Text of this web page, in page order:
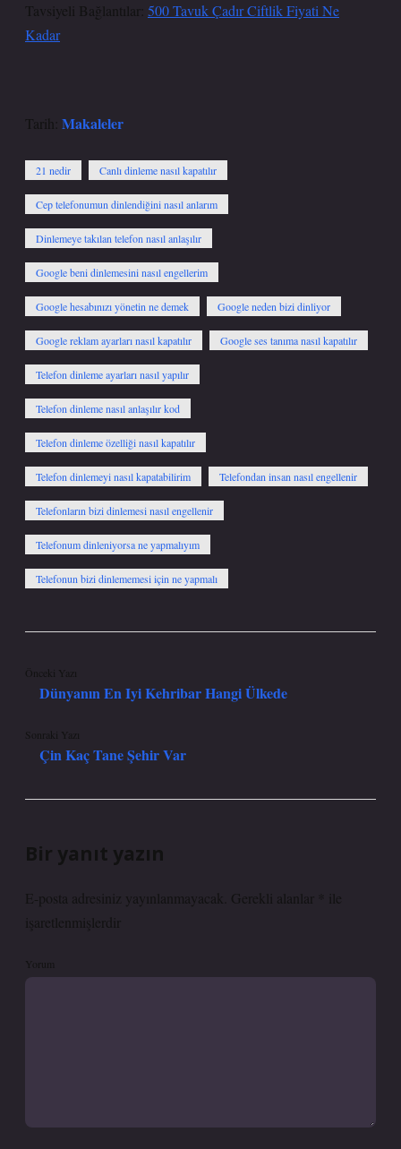
Tavsiyeli Bağlantılar: 500 Tavuk Çadır Ciftlik Fiyati Ne
Kadar
Tarih: Makaleler
21 nedir Canlı dinleme nasıl kapatılır
Cep telefonumun dinlendiğini nasıl anlarım
Dinlemeye takılan telefon nasıl anlaşılır
Google beni dinlemesini nasıl engellerim
Google hesabınızı yönetin ne demek Google neden bizi dinliyor
Google reklam ayarları nasıl kapatılır Google ses tanıma nasıl kapatılır
Telefon dinleme ayarları nasıl yapılır
Telefon dinleme nasıl anlaşılır kod
Telefon dinleme özelliği nasıl kapatılır
Telefon dinlemeyi nasıl kapatabilirim Telefondan insan nasıl engellenir
Telefonların bizi dinlemesi nasıl engellenir
Telefonum dinleniyorsa ne yapmalıyım
Telefonun bizi dinlememesi için ne yapmalı
Önceki Yazı
Dünyanın En Iyi Kehribar Hangi Ülkede
Sonraki Yazı
Çin Kaç Tane Şehir Var
Bir yanıt yazın
E-posta adresiniz yayınlanmayacak. Gerekli alanlar
ile
işaretlenmişlerdir
Yorum